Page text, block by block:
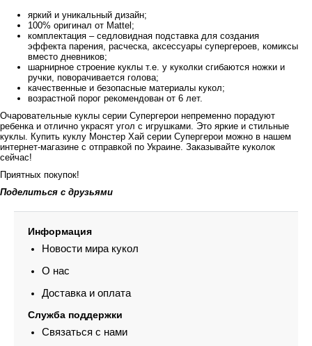
яркий и уникальный дизайн;
100% оригинал от Mattel;
комплектация – седловидная подставка для создания
эффекта парения, расческа, аксессуары супергероев, комиксы
вместо дневников;
шарнирное строение куклы т.е. у куколки сгибаются ножки и
ручки, поворачивается голова;
качественные и безопасные материалы кукол;
возрастной порог рекомендован от 6 лет.
Очаровательные куклы серии Супергерои непременно порадуют
ребенка и отлично украсят угол с игрушками. Это яркие и стильные
куклы. Купить куклу Монстер Хай серии Супергерои можно в нашем
интернет-магазине с отправкой по Украине. Заказывайте куколок
сейчас!
Приятных покупок!
Поделиться с друзьями
Информация
Новости мира кукол
О нас
Доставка и оплата
Служба поддержки
Связаться с нами